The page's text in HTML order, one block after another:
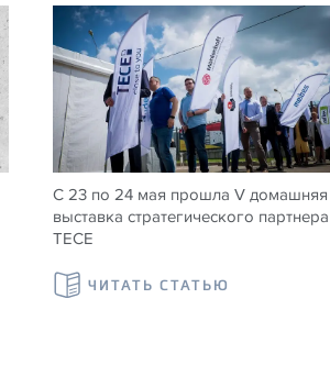
С 23 по 24 мая прошла V домашняя
выставка стратегического партнера
ТЕСЕ
ЧИТАТЬ СТАТЬЮ